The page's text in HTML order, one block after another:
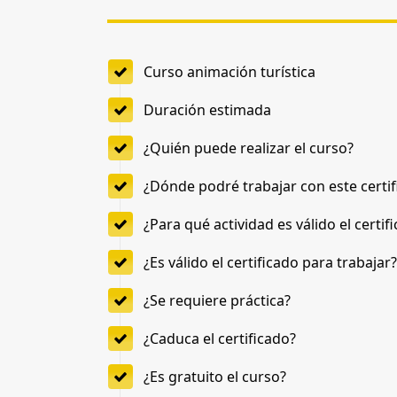
Curso animación turística
Duración estimada
¿Quién puede realizar el curso?
¿Dónde podré trabajar con este
¿Para qué actividad es válido el
¿Es válido el certificado para trabajar?
¿Se requiere práctica?
¿Caduca el certificado?
¿Es gratuito el curso?